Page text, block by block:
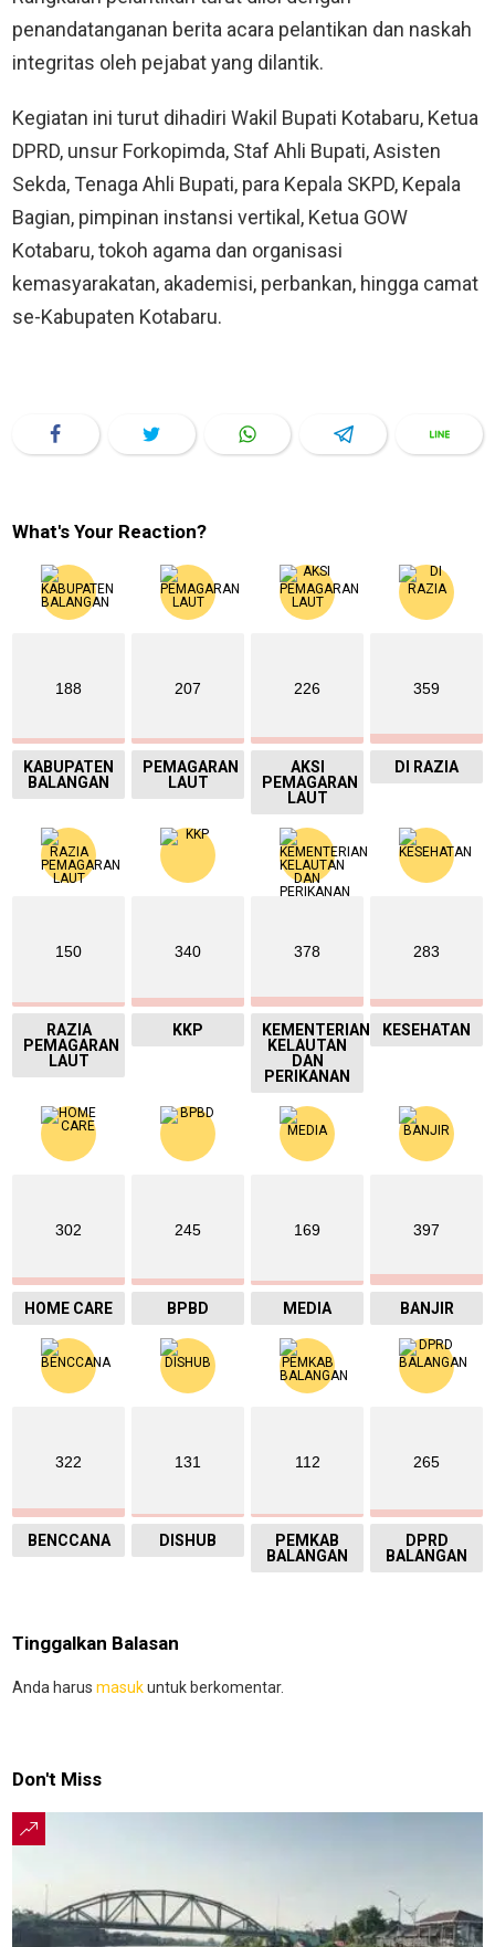
penandatanganan berita acara pelantikan dan naskah
integritas oleh pejabat yang dilantik.
Kegiatan ini turut dihadiri Wakil Bupati Kotabaru, Ketua
DPRD, unsur Forkopimda, Staf Ahli Bupati, Asisten
Sekda, Tenaga Ahli Bupati, para Kepala SKPD, Kepala
Bagian, pimpinan instansi vertikal, Ketua GOW
Kotabaru, tokoh agama dan organisasi
kemasyarakatan, akademisi, perbankan, hingga camat
se-Kabupaten Kotabaru.
What's Your Reaction?
188
KABUPATEN
BALANGAN
207
PEMAGARAN
LAUT
226
AKSI
PEMAGARAN
LAUT
359
DI RAZIA
150
RAZIA
PEMAGARAN
LAUT
340
KKP
378
KEMENTERIAN
KELAUTAN
DAN
PERIKANAN
283
KESEHATAN
302
HOME CARE
245
BPBD
169
MEDIA
397
BANJIR
322
BENCCANA
131
DISHUB
112
PEMKAB
BALANGAN
265
DPRD
BALANGAN
Tinggalkan Balasan
Anda harus masukuntuk berkomentar.
Don't Miss